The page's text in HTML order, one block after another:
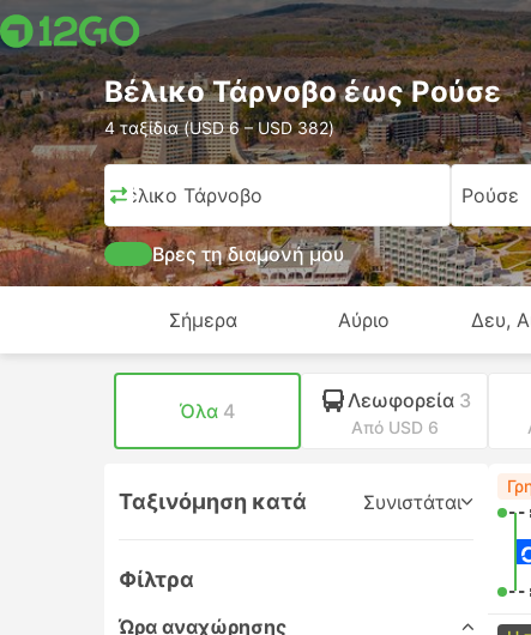
Βέλικο Τάρνοβο έως Ρούσε
4 ταξίδια (USD 6 – USD 382)
Βέλικο Τάρνοβο Ρούσε
Βρες τη διαμονή μου
Σήμερα Αύριο Δευ,
Όλα 4 Λεωφορεία 3
Από USD 6
Ταξινόμηση κατά Συνιστάται
Φίλτρα
Ώρα αναχώρησης
--
--